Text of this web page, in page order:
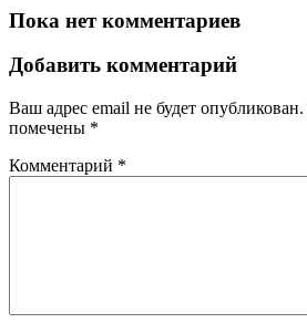
Пока нет комментариев
Добавить комментарий
Ваш адрес email не будет опубликован.
помечены *
Комментарий *